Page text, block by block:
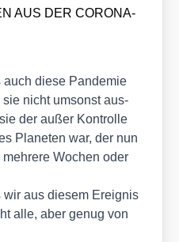
AUS DER CORONA-
auch die­se Pan­de­mie
sie nicht umsonst aus­
der außer Kon­trol­le
Pla­ne­ten war, der nun
Wochen oder
wir aus die­sem Ereig­nis
alle, aber genug von